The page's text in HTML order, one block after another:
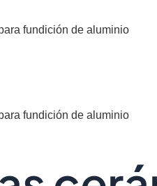
fundición de aluminio
fundición de aluminio